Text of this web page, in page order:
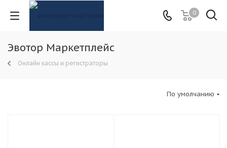
0
Эвотор Маркетплейс
Онлайн кассы и регистраторы
По умолчанию